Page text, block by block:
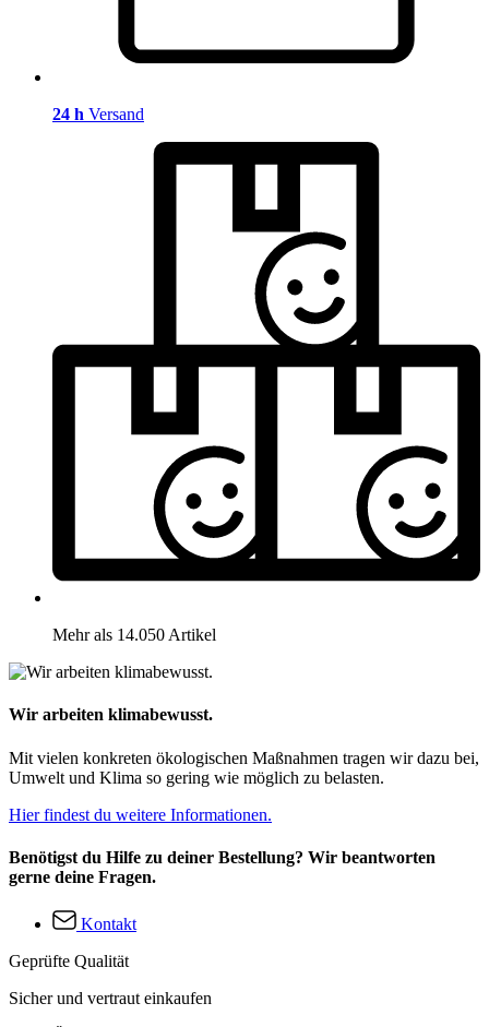
24 h Versand
Mehr als 14.050 Artikel
Wir arbeiten klimabewusst.
Mit vielen konkreten ökologischen Maßnahmen tragen wir dazu bei,
Umwelt und Klima so gering wie möglich zu belasten.
Hier findest du weitere Informationen.
Benötigst du Hilfe zu deiner Bestellung? Wir beantworten
gerne deine Fragen.
Kontakt
Geprüfte Qualität
Sicher und vertraut einkaufen